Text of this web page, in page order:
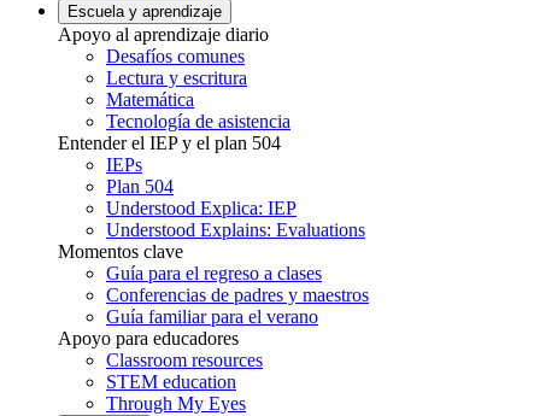
Escuela y aprendizaje
Apoyo al aprendizaje diario
Desafíos comunes
Lectura y escritura
Matemática
Tecnología de asistencia
Entender el IEP y el plan 504
IEPs
Plan 504
Understood Explica: IEP
Understood Explains: Evaluations
Momentos clave
Guía para el regreso a clases
Conferencias de padres y maestros
Guía familiar para el verano
Apoyo para educadores
Classroom resources
STEM education
Through My Eyes